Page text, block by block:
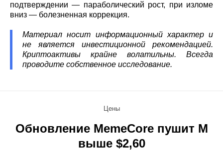
подтверждении — параболический рост, при изломе
вниз — болезненная коррекция.
Материал носит информационный характер и
не является инвестиционной рекомендацией.
Криптоактивы крайне волатильны. Всегда
проводите собственное исследование.
Цены
Обновление MemeCore пушит M
выше $2,60